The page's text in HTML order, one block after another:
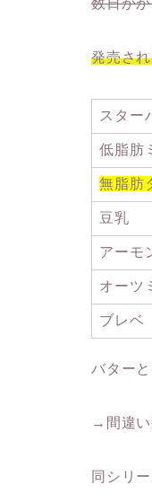
数日か
発売さ
スター
低脂肪
無脂肪
豆乳
アーモ
オーツ
ブレベ
バター
→間違い
同シリ